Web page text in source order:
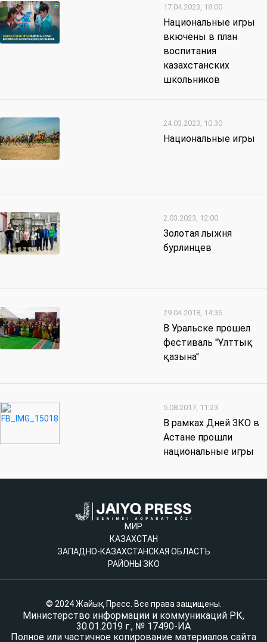
17.04.2023, 18:00
Национальные игры
вкючены в план
воспитания
казахстанских
школьников
24.03.2023, 10:30
Национальные игры
2.03.2023, 12:00
Золотая лыжня
бурлинцев
29.04.2018, 14:36
В Уральске прошел
фестиваль "Ұлттық
қазына"
5.08.2017, 11:23
В рамках Дней ЗКО в
Астане прошли
национальные игры
МИР
КАЗАХСТАН
ЗАПАДНО-КАЗАХСТАНСКАЯ ОБЛАСТЬ
РАЙОНЫ ЗКО
© 2024 Жайық Пресс. Все права защищены.
Министерство информации и коммуникаций РК,
30.01.2019 г., № 17490-ИА
Полное или частичное копирование материалов сайта